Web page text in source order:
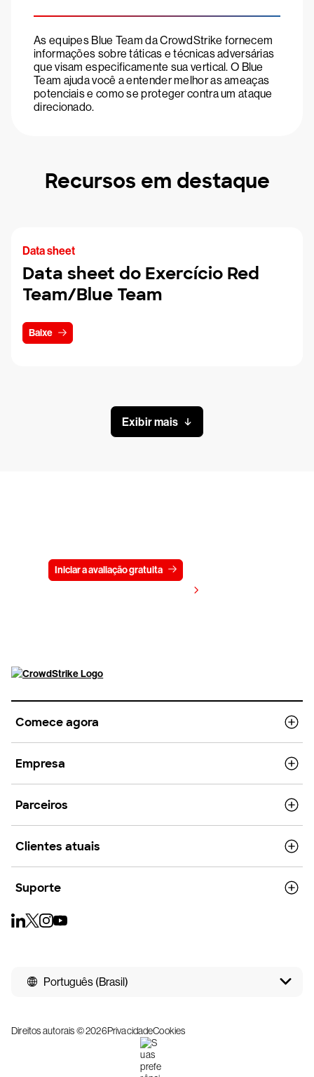
As equipes Blue Team da CrowdStrike fornecem
informações sobre táticas e técnicas adversárias
que visam especificamente sua vertical. O Blue
Team ajuda você a entender melhor as ameaças
potenciais e como se proteger contra um ataque
direcionado.
Recursos em destaque
Data sheet
Data sheet do Exercício Red
Team/Blue Team
Baixe
Exibir mais
Iniciar a avaliação gratuita
Comece agora
Empresa
Parceiros
Clientes atuais
Suporte
Português (Brasil)
Direitos autorais © 2026PrivacidadeCookies